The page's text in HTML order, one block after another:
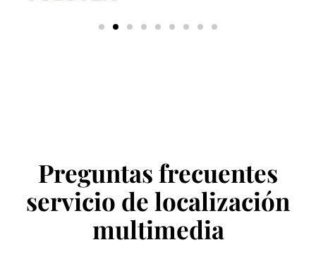
Preguntas frecuentes
servicio de localización
multimedia